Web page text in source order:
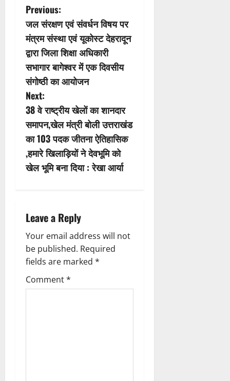
P
o
s
t
n
a
v
i
t
i
o
n
Previous:
जल संरक्षण एवं संवर्धन विषय पर
मंत्रम संस्था एवं यूकोस्ट देहरादून
द्वारा जिला शिक्षा अधिकारी
सभागार बागेश्वर में एक दिवसीय
संगोष्ठी का आयोजन
Next:
38 वे राष्ट्रीय खेलों का शानदार
समापन,खेल मंत्री बोली उत्तराखंड
का 103 पदक जीतना ऐतिहासिक
,हमारे खिलाड़ियों ने देवभूमि को
खेल भूमि बना दिया : रेखा आर्या
Leave a Reply
Your email address will not
be published. Required
fields are marked *
Comment*